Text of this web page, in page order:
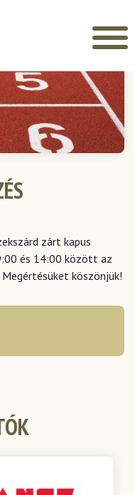
zárt kapus
és 14:00 között az
köszönjük!